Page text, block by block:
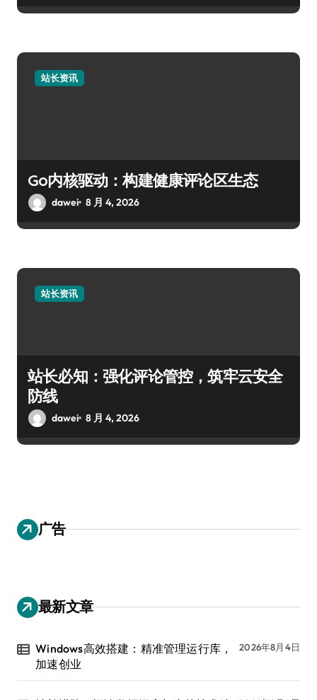
站长资讯
Go内核驱动：构建健康评论区生态
dawei 8 月 4, 2026
站长资讯
站长必知：强化评论管控，筑牢云安全
防线
dawei 8 月 4, 2026
广告
最新文章
Windows高效搭建：精准管理运行库，
加速创业
2026年8月4日